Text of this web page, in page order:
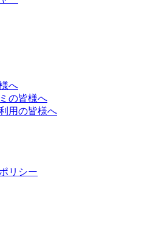
へ
の皆様へ
用の皆様へ
リシー